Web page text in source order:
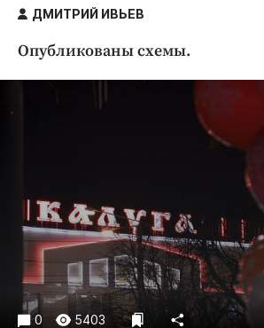
Авто и транспорт
Недвижимость и ЖКХ
Погода
Праздники
Происшествия
Спорт
Экономика и бизнес
ДМИТРИЙ ИВЬЕВ
Опубликованы схемы.
0 5403